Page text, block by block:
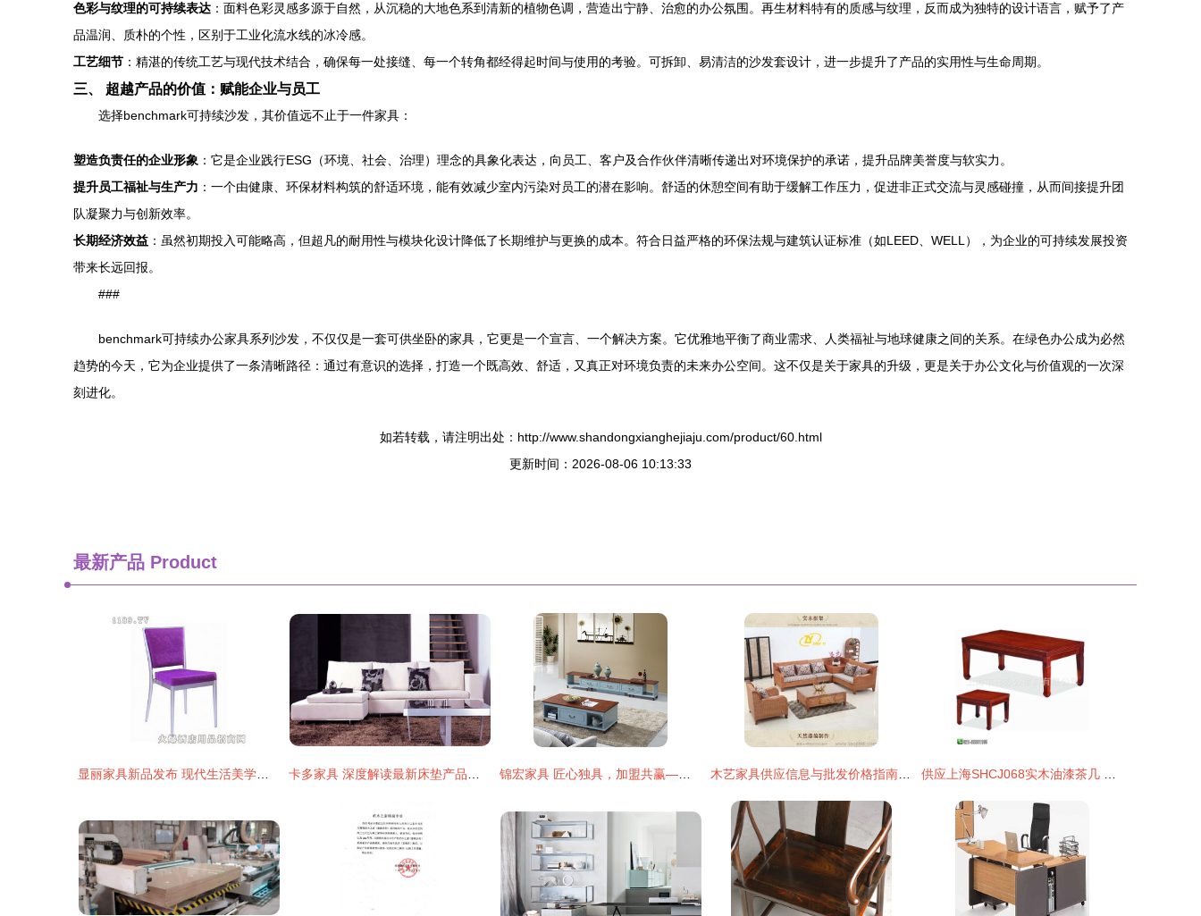
色彩与纹理的可持续表达 ：面料色彩灵感多源于自然，从沉稳的大地色系到清新的植物色调，营造出宁静、治愈的办公氛围。再生材料特有的质感与纹理，反而成为独特的设计语言，赋予了产
品温润、质朴的个性，区别于工业化流水线的冰冷感。
工艺细节 ：精湛的传统工艺与现代技术结合，确保每一处接缝、每一个转角都经得起时间与使用的考验。可拆卸、易清洁的沙发套设计，进一步提升了产品的实用性与生命周期。
三、 超越产品的价值：赋能企业与员工
选择benchmark可持续沙发，其价值远不止于一件家具：
塑造负责任的企业形象 ：它是企业践行ESG（环境、社会、治理）理念的具象化表达，向员工、客户及合作伙伴清晰传递出对环境保护的承诺，提升品牌美誉度与软实力。
提升员工福祉与生产力 ：一个由健康、环保材料构筑的舒适环境，能有效减少室内污染对员工的潜在影响。舒适的休憩空间有助于缓解工作压力，促进非正式交流与灵感碰撞，从而间接提升团
队凝聚力与创新效率。
长期经济效益 ：虽然初期投入可能略高，但超凡的耐用性与模块化设计降低了长期维护与更换的成本。符合日益严格的环保法规与建筑认证标准（如LEED、WELL），为企业的可持续发展投资
带来长远回报。
###
benchmark可持续办公家具系列沙发，不仅仅是一套可供坐卧的家具，它更是一个宣言、一个解决方案。它优雅地平衡了商业需求、人类福祉与地球健康之间的关系。在绿色办公成为必然
趋势的今天，它为企业提供了一条清晰路径：通过有意识的选择，打造一个既高效、舒适，又真正对环境负责的未来办公空间。这不仅是关于家具的升级，更是关于办公文化与价值观的一次深
刻进化。
如若转载，请注明出处：http://www.shandongxianghejiaju.com/product/60.html
更新时间：2026-08-06 10:13:33
最新产品 Product